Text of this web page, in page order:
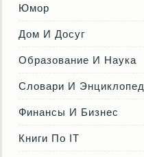
Юмор
Дом И Досуг
Образование И Наука
Словари И
Финансы И Бизнес
Книги По IT